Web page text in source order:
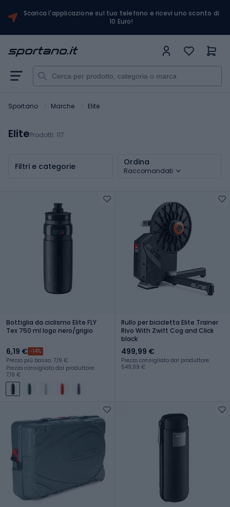
Scarica l'applicazione sul tuo telefono e ricevi uno sconto di
10 Euro!
Sportano Marche Elite
EliteProdotti: 117
Filtri e categorie Ordina
Raccomandati
Bottiglia da ciclismo Elite FLY
Tex 750 ml logo nero/grigio
6,19 € -14%
Prezzo più basso: 7,19 €
Prezzo consigliato dal produttore:
7,19 €
Rullo per bicicletta Elite Trainer
Rivo With Zwift Cog and Click
black
499,99 €
Prezzo consigliato dal produttore:
549,99 €